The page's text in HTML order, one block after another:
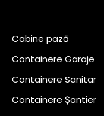
Cabine pază
Containere Garaje
Containere Sanitar
Containere Șantier